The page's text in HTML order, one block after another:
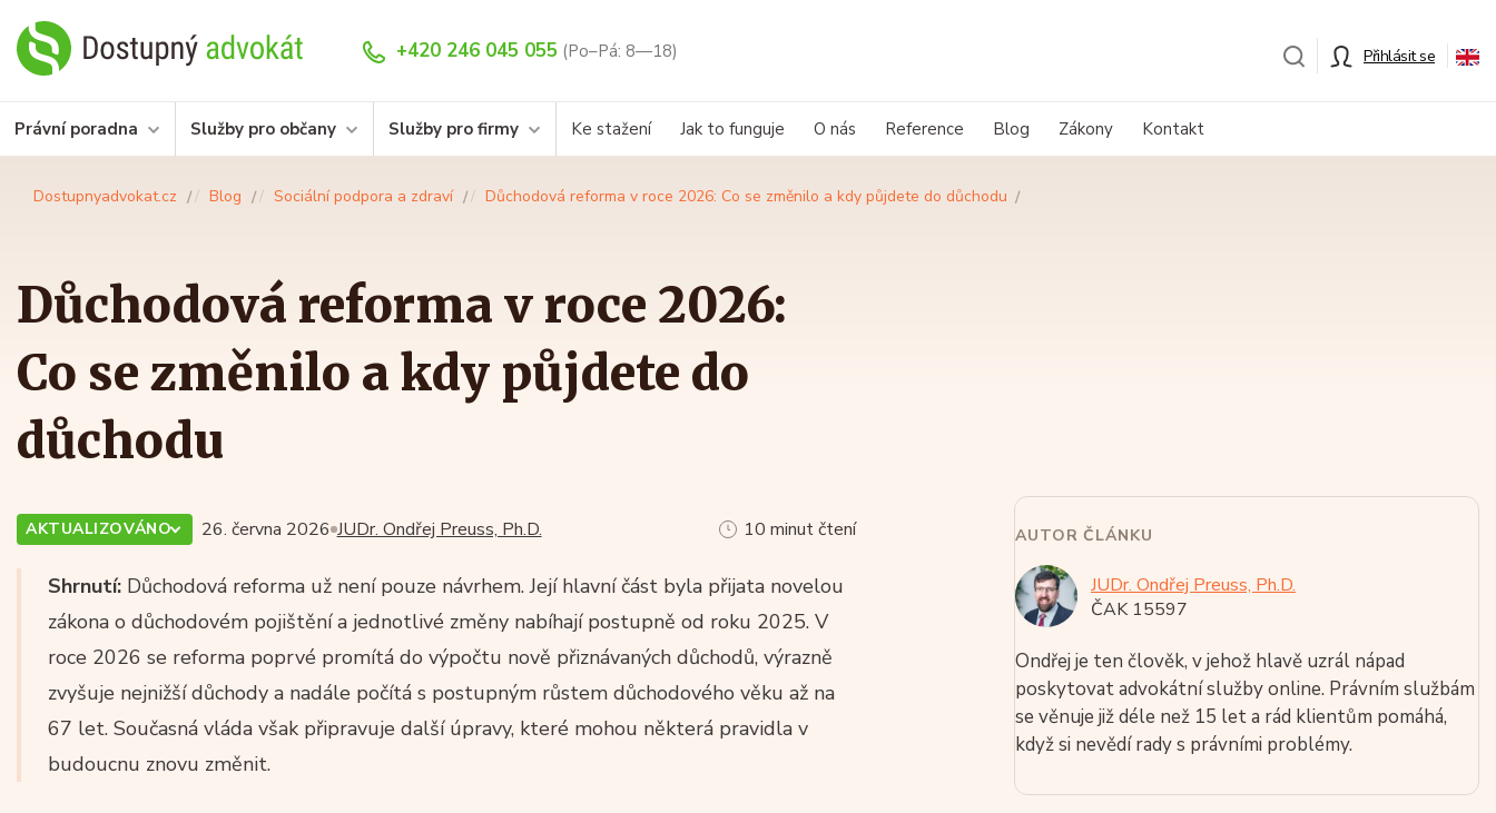
+420 246 045 055 (Po–Pá: 8—18) Přihlásit se
Právní poradna Služby pro občany Služby pro firmy Ke stažení Jak to funguje O nás Reference Blog Zákony Kontakt
Dostupnyadvokat.cz Blog Sociální podpora a zdraví Důchodová reforma v roce 2026: Co se změnilo a kdy půjdete do důchodu
Důchodová reforma v roce 2026:
Co se změnilo a kdy půjdete do
důchodu
JUDr. Ondřej Preuss, Ph.D.
AKTUALIZOVÁNO 26. června 2026 10 minut čtení
Shrnutí: Důchodová reforma už není pouze návrhem. Její hlavní část byla přijata novelou
zákona o důchodovém pojištění a jednotlivé změny nabíhají postupně od roku 2025. V
roce 2026 se reforma poprvé promítá do výpočtu nově přiznávaných důchodů, výrazně
zvyšuje nejnižší důchody a nadále počítá s postupným růstem důchodového věku až na
67 let. Současná vláda však připravuje další úpravy, které mohou některá pravidla v
budoucnu znovu změnit.
AUTOR ČLÁNKU
JUDr. Ondřej Preuss, Ph.D.
ČAK 15597
Ondřej je ten člověk, v jehož hlavě uzrál nápad
poskytovat advokátní služby online. Právním službám
se věnuje již déle než 15 let a rád klientům pomáhá,
když si nevědí rady s právními problémy.